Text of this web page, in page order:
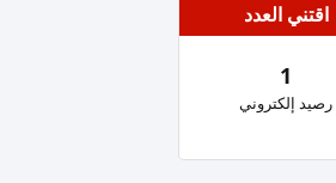
اقتني العدد
1
رصيد إلكتروني